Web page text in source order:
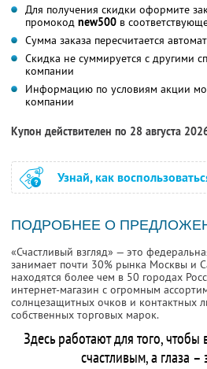
Для получения скидки оформите
промокод new500 в
Сумма заказа пересчитается
Скидка не суммируется с другими
компании
Информацию по условиям акции
компании
Купон действителен по 28 августа
Узнай, как
ПОДРОБНЕЕ О
«Счастливый взгляд» — это
занимает почти 30% рынка Москвы и
находятся более чем в 50 городах
интернет-магазин с огромным
солнцезащитных очков и контактных
собственных торговых марок.
Здесь работают для того, чтобы
счастливым, а глаза